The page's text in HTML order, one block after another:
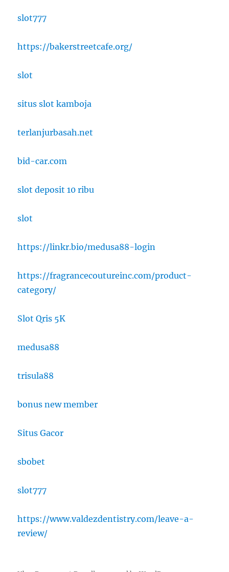
slot777
https://bakerstreetcafe.org/
slot
situs slot kamboja
terlanjurbasah.net
bid-car.com
slot deposit 10 ribu
slot
https://linkr.bio/medusa88-login
https://fragrancecoutureinc.com/product-
category/
Slot Qris 5K
medusa88
trisula88
bonus new member
Situs Gacor
sbobet
slot777
https://www.valdezdentistry.com/leave-a-
review/